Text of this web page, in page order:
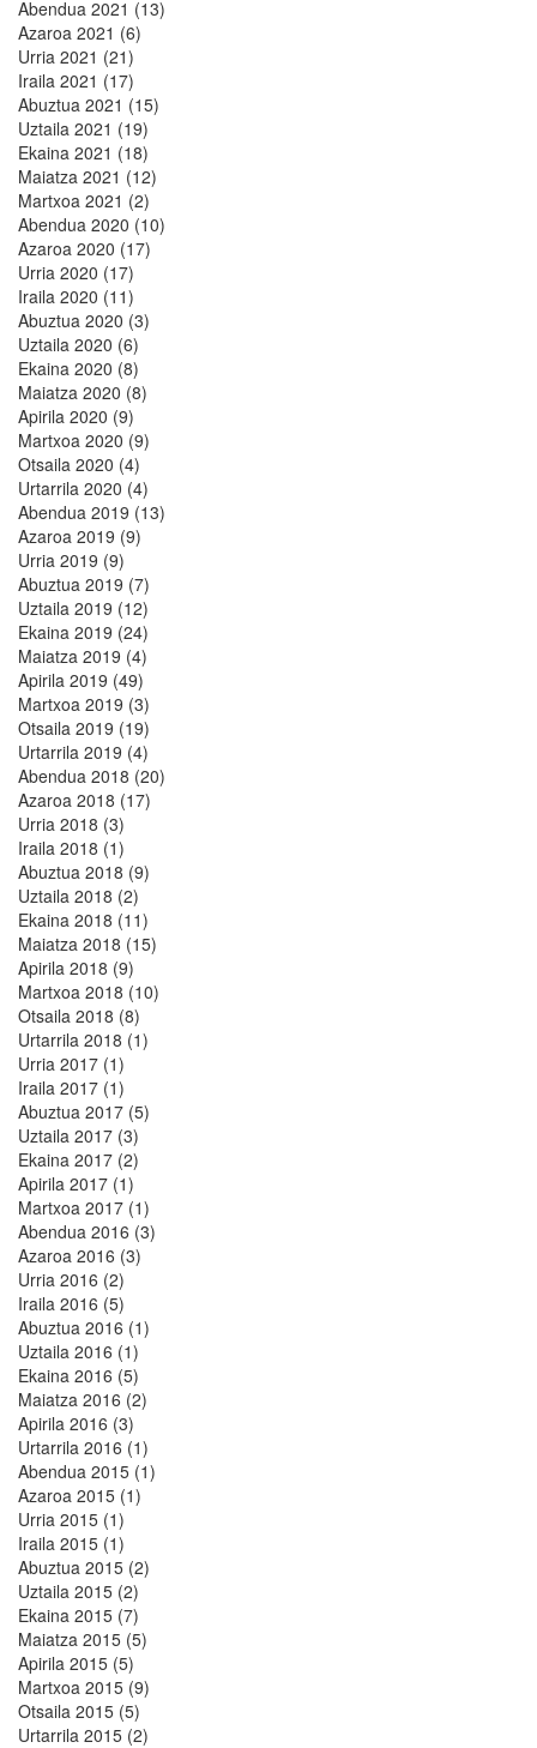
Abendua 2021 (13)
Azaroa 2021 (6)
Urria 2021 (21)
Iraila 2021 (17)
Abuztua 2021 (15)
Uztaila 2021 (19)
Ekaina 2021 (18)
Maiatza 2021 (12)
Martxoa 2021 (2)
Abendua 2020 (10)
Azaroa 2020 (17)
Urria 2020 (17)
Iraila 2020 (11)
Abuztua 2020 (3)
Uztaila 2020 (6)
Ekaina 2020 (8)
Maiatza 2020 (8)
Apirila 2020 (9)
Martxoa 2020 (9)
Otsaila 2020 (4)
Urtarrila 2020 (4)
Abendua 2019 (13)
Azaroa 2019 (9)
Urria 2019 (9)
Abuztua 2019 (7)
Uztaila 2019 (12)
Ekaina 2019 (24)
Maiatza 2019 (4)
Apirila 2019 (49)
Martxoa 2019 (3)
Otsaila 2019 (19)
Urtarrila 2019 (4)
Abendua 2018 (20)
Azaroa 2018 (17)
Urria 2018 (3)
Iraila 2018 (1)
Abuztua 2018 (9)
Uztaila 2018 (2)
Ekaina 2018 (11)
Maiatza 2018 (15)
Apirila 2018 (9)
Martxoa 2018 (10)
Otsaila 2018 (8)
Urtarrila 2018 (1)
Urria 2017 (1)
Iraila 2017 (1)
Abuztua 2017 (5)
Uztaila 2017 (3)
Ekaina 2017 (2)
Apirila 2017 (1)
Martxoa 2017 (1)
Abendua 2016 (3)
Azaroa 2016 (3)
Urria 2016 (2)
Iraila 2016 (5)
Abuztua 2016 (1)
Uztaila 2016 (1)
Ekaina 2016 (5)
Maiatza 2016 (2)
Apirila 2016 (3)
Urtarrila 2016 (1)
Abendua 2015 (1)
Azaroa 2015 (1)
Urria 2015 (1)
Iraila 2015 (1)
Abuztua 2015 (2)
Uztaila 2015 (2)
Ekaina 2015 (7)
Maiatza 2015 (5)
Apirila 2015 (5)
Martxoa 2015 (9)
Otsaila 2015 (5)
Urtarrila 2015 (2)